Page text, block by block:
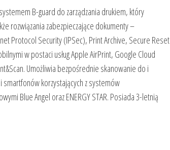
B-guard do zarządzania drukiem, który
rozwiązania zabezpieczające dokumenty –
Protocol Security (IPSec), Print Archive, Secure Reset
w postaci usług Apple AirPrint, Google Cloud
Umożliwia bezpośrednie skanowanie do i
korzystających z systemów
Blue Angel oraz ENERGY STAR. Posiada 3-letnią